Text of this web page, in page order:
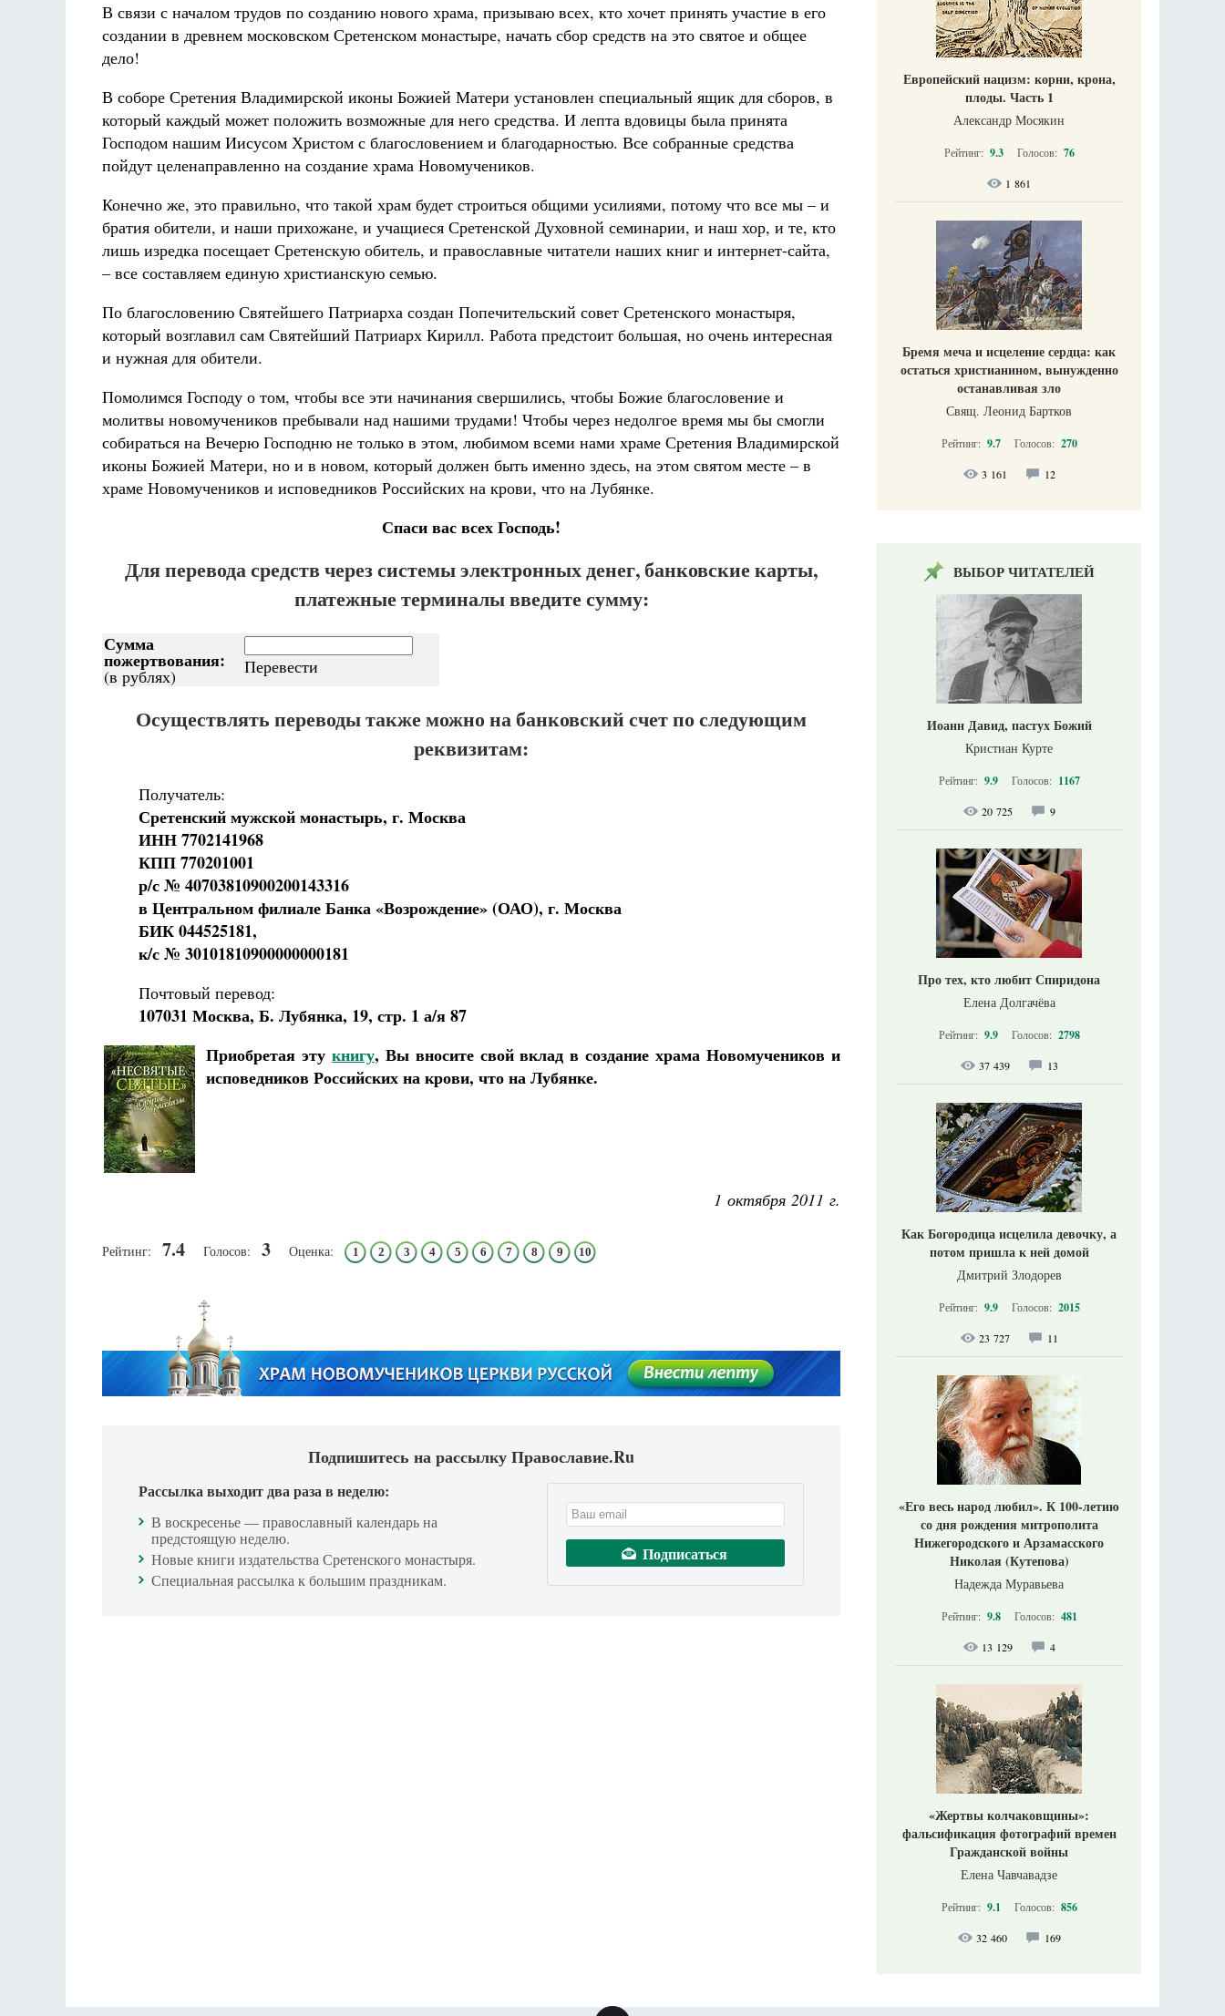
В связи с началом трудов по созданию нового храма, призываю всех, кто хочет принять участие в его
создании в древнем московском Сретенском монастыре, начать сбор средств на это святое и общее
дело!
В соборе Сретения Владимирской иконы Божией Матери установлен специальный ящик для сборов, в
который каждый может положить возможные для него средства. И лепта вдовицы была принята
Господом нашим Иисусом Христом с благословением и благодарностью. Все собранные средства
пойдут целенаправленно на создание храма Новомучеников.
Конечно же, это правильно, что такой храм будет строиться общими усилиями, потому что все мы – и
братия обители, и наши прихожане, и учащиеся Сретенской Духовной семинарии, и наш хор, и те, кто
лишь изредка посещает Сретенскую обитель, и православные читатели наших книг и интернет-сайта,
– все составляем единую христианскую семью.
По благословению Святейшего Патриарха создан Попечительский совет Сретенского монастыря,
который возглавил сам Святейший Патриарх Кирилл. Работа предстоит большая, но очень интересная
и нужная для обители.
Помолимся Господу о том, чтобы все эти начинания свершились, чтобы Божие благословение и
молитвы новомучеников пребывали над нашими трудами! Чтобы через недолгое время мы бы смогли
собираться на Вечерю Господню не только в этом, любимом всеми нами храме Сретения Владимирской
иконы Божией Матери, но и в новом, который должен быть именно здесь, на этом святом месте – в
храме Новомучеников и исповедников Российских на крови, что на Лубянке.
Спаси вас всех Господь!
Для перевода средств через системы электронных денег, банковские карты,
платежные терминалы введите сумму:
Сумма
пожертвования:
(в рублях)
Осуществлять переводы также можно на банковский счет по следующим
реквизитам:
Получатель:
Сретенский мужской монастырь, г. Москва
ИНН 7702141968
КПП 770201001
р/с № 40703810900200143316
в Центральном филиале Банка«Возрождение» (ОАО), г. Москва
БИК 044525181,
к/с № 30101810900000000181
Почтовый перевод:
107031 Москва, Б. Лубянка, 19, стр. 1 а/я 87
Приобретая эту книгу, Вы вносите свой вклад в создание храма Новомучеников и
исповедников Российских на крови, что на Лубянке.
1 октября 2011 г.
Рейтинг: 7.4 Голосов: 3 Оценка: 1 2 3 4 5 6 7 8 9 10
Подпишитесь на рассылку Православие.Ru
Рассылка выходит два раза в неделю:
В воскресенье — православный календарь на
предстоящую неделю.
Новые книги издательства Сретенского монастыря.
Специальная рассылка к большим праздникам.
Европейский нацизм: корни, крона,
плоды. Часть 1
Александр Мосякин
Рейтинг: 9.3 Голосов: 76
1 861
Бремя меча и исцеление сердца: как
остаться христианином, вынужденно
останавливая зло
Свящ. Леонид Бартков
Рейтинг: 9.7 Голосов: 270
3 161 12
ВЫБОР ЧИТАТЕЛЕЙ
Иоанн Давид, пастух Божий
Кристиан Курте
Рейтинг: 9.9 Голосов: 1167
20 725 9
Про тех, кто любит Спиридона
Елена Долгачёва
Рейтинг: 9.9 Голосов: 2798
37 439 13
Как Богородица исцелила девочку, а
потом пришла к ней домой
Дмитрий Злодорев
Рейтинг: 9.9 Голосов: 2015
23 727 11
«Его весь народ любил». К 100-летию
со дня рождения митрополита
Нижегородского и Арзамасского
Николая (Кутепова)
Надежда Муравьева
Рейтинг: 9.8 Голосов: 481
13 129 4
«Жертвы колчаковщины»:
фальсификация фотографий времен
Гражданской войны
Елена Чавчавадзе
Рейтинг: 9.1 Голосов: 856
32 460 169